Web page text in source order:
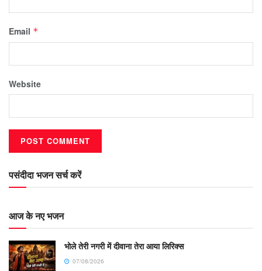
Email *
Website
पसंदीदा भजन सर्च करें
आज के नए भजन
भोले तेरी नगरी में दीवाना तेरा आया लिरिक्स
07/08/2026